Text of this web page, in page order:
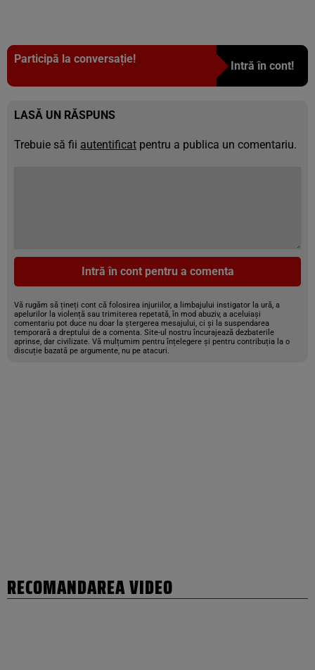
Participă la conversație!
Intră în cont!
LASĂ UN RĂSPUNS
Trebuie să fii autentificat pentru a publica un comentariu.
Intră în cont pentru a comenta
Vă rugăm să țineți cont că folosirea injuriilor, a limbajului instigator la ură, a
apelurilor la violență sau trimiterea repetată, în mod abuziv, a aceluiași
comentariu pot duce nu doar la ștergerea mesajului, ci și la suspendarea
temporară a dreptului de a comenta. Site-ul nostru încurajează dezbaterile
aprinse, dar civilizate. Vă mulțumim pentru înțelegere și pentru contribuția la o
discuție bazată pe argumente, nu pe atacuri.
RECOMANDAREA VIDEO